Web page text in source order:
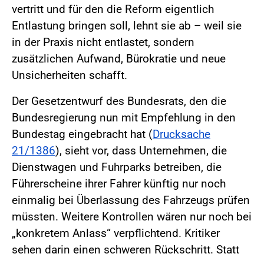
vertritt und für den die Reform eigentlich
Entlastung bringen soll, lehnt sie ab – weil sie
in der Praxis nicht entlastet, sondern
zusätzlichen Aufwand, Bürokratie und neue
Unsicherheiten schafft.
Der Gesetzentwurf des Bundesrats, den die
Bundesregierung nun mit Empfehlung in den
Bundestag eingebracht hat (Drucksache
21/1386), sieht vor, dass Unternehmen, die
Dienstwagen und Fuhrparks betreiben, die
Führerscheine ihrer Fahrer künftig nur noch
einmalig bei Überlassung des Fahrzeugs prüfen
müssten. Weitere Kontrollen wären nur noch bei
„konkretem Anlass“ verpflichtend. Kritiker
sehen darin einen schweren Rückschritt. Statt